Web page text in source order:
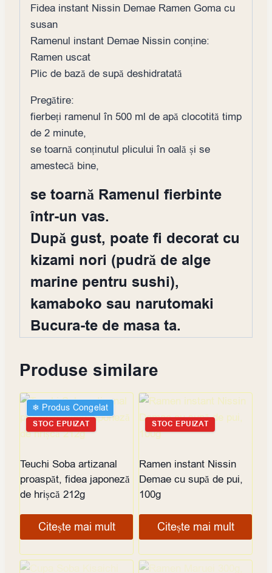
Fidea instant Nissin Demae Ramen Goma cu
susan
Ramenul instant Demae Nissin conține:
Ramen uscat
Plic de bază de supă deshidratată
Pregătire:
fierbeți ramenul în 500 ml de apă clocotită timp
de 2 minute,
se toarnă conținutul plicului în oală și se
amestecă bine,
se toarnă Ramenul fierbinte
într-un vas.
După gust, poate fi decorat cu
kizami nori (pudră de alge
marine pentru sushi),
kamaboko sau narutomaki
Bucura-te de masa ta.
Produse similare
❄︎ Produs Congelat
STOC EPUIZAT
Teuchi Soba artizanal
proaspăt, fidea japoneză
de hrișcă 212g
Citește mai mult
STOC EPUIZAT
Ramen instant Nissin
Demae cu supă de pui,
100g
Citește mai mult